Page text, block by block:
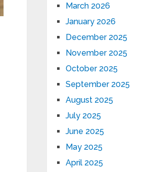
March 2026
January 2026
December 2025
November 2025
October 2025
September 2025
August 2025
July 2025
June 2025
May 2025
April 2025